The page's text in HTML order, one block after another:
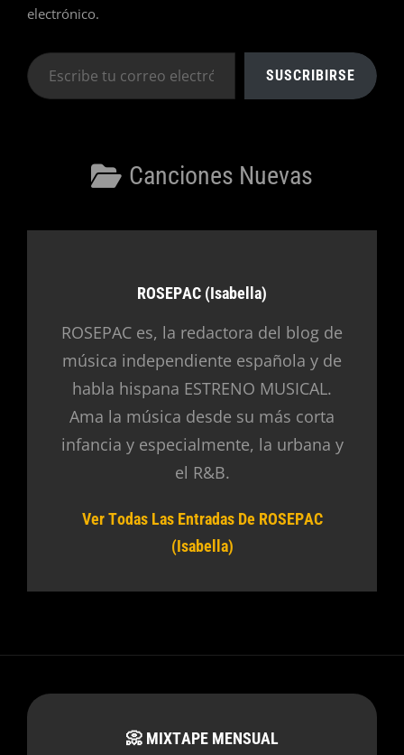
electrónico.
Escribe
tu
SUSCRIBIRSE
Categorías
Canciones Nuevas
Autor:
ROSEPAC (Isabella)
ROSEPAC es, la redactora del blog de
música independiente española y de
habla hispana ESTRENO MUSICAL.
Ama la música desde su más corta
infancia y especialmente, la urbana y
el R&B.
Ver Todas Las Entradas De ROSEPAC
(Isabella)
📀 MIXTAPE MENSUAL